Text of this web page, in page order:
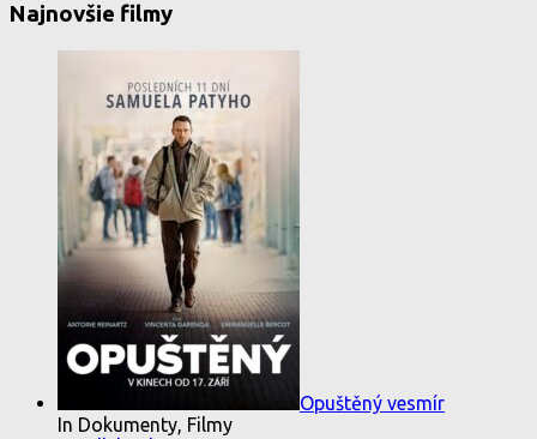
Najnovšie filmy
Opuštěný vesmír
In Dokumenty, Filmy